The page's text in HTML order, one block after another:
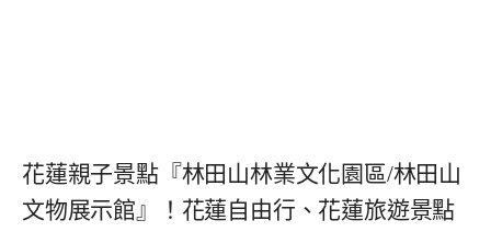
花蓮親子景點『林田山林業文化園區/林田山
文物展示館』！花蓮自由行、花蓮旅遊景點